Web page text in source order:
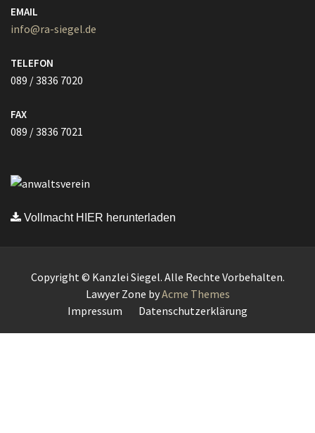
EMAIL
info@ra-siegel.de
TELEFON
089 / 3836 7020
FAX
089 / 3836 7021
Vollmacht HIER herunterladen
Copyright © Kanzlei Siegel. Alle Rechte Vorbehalten.
Lawyer Zone byAcme Themes
Impressum
Datenschutzerklärung